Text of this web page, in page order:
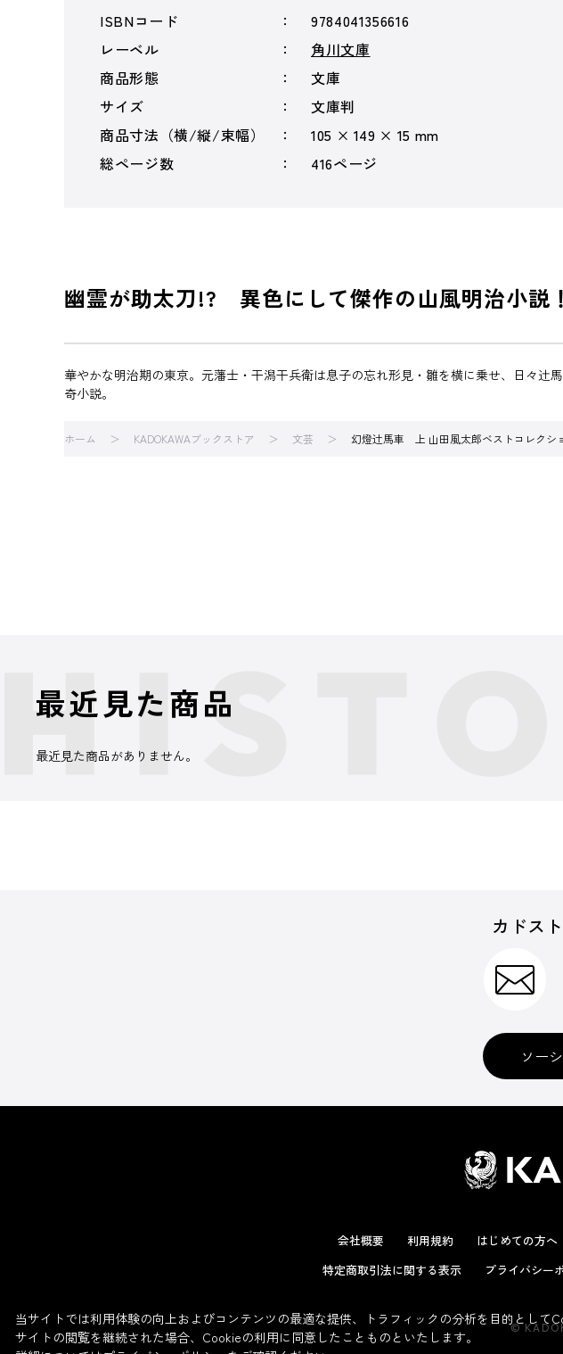
ISBNコード
9784041356616
レーベル
角川文庫
商品形態
文庫
サイズ
文庫判
商品寸法（横/縦/束幅）
105 × 149 × 15 mm
総ページ数
416ページ
幽霊が助太刀!? 異色にして傑作の山風明治小説！
華やかな明治期の東京。元藩士・干潟干兵衛は息子の忘れ形見・雛を横に乗せ、日々
奇小説。
ホーム KADOKAWAブックストア 文芸 幻燈辻馬車 上 山田風太郎ベストコレクシ
最近見た商品
最近見た商品がありません。
カドス
ソー
会社概要 利用規約 はじめての方へ
特定商取引法に関する表示
プライバシー
©
当サイトでは利用体験の向上およびコンテンツの最適な提供、トラフィックの分析を目的として
サイトの閲覧を継続された場合、Cookieの利用に同意したことものといたします。